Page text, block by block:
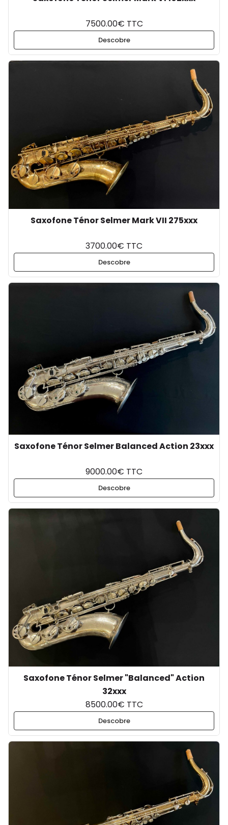
7500.00€ TTC
Descobre
Saxofone Ténor Selmer Mark VII 275xxx
3700.00€ TTC
Descobre
Saxofone Ténor Selmer Balanced Action 23xxx
9000.00€ TTC
Descobre
Saxofone Ténor Selmer "Balanced" Action
32xxx
8500.00€ TTC
Descobre